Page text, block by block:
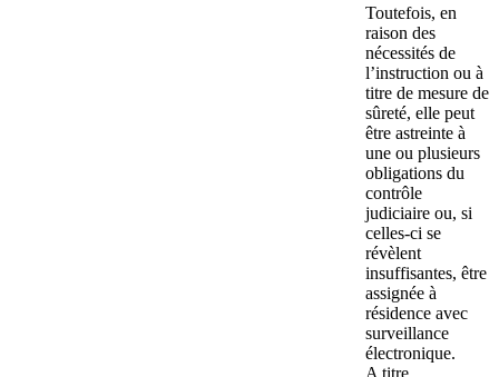
Toutefois, en
raison des
nécessités de
l’instruction ou à
titre de mesure de
sûreté, elle peut
être astreinte à
une ou plusieurs
obligations du
contrôle
judiciaire ou, si
celles-ci se
révèlent
insuffisantes, être
assignée à
résidence avec
surveillance
électronique.
A titre